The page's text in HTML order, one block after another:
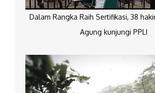
Dalam Rangka Raih Sertifikasi, 38
Agung kunjungi PPLI